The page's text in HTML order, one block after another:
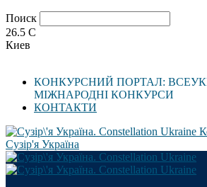
Поиск
26.5 C
Киев
КОНКУРСНИЙ ПОРТАЛ:
МІЖНАРОДНІ КОНКУРСИ
КОНТАКТИ
Сузір'я Україна